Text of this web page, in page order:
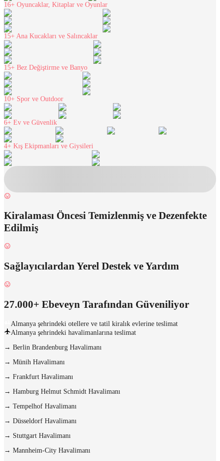
16+ Oyuncaklar, Kitaplar ve Oyunlar
15+ Ana Kucakları ve Salıncaklar
15+ Bez Değiştirme ve Banyo
10+ Spor ve Outdoor
6+ Ev ve Güvenlik
4+ Kış Ekipmanları ve Giysileri
Kiralaması Öncesi Temizlenmiş ve Dezenfekte
Edilmiş
Sağlayıcılardan Yerel Destek ve Yardım
27.000+ Ebeveyn Tarafından Güveniliyor
Almanya şehrindeki otellere ve tatil kiralık evlerine teslimat
Almanya şehrindeki havalimanlarına teslimat
→ Berlin Brandenburg Havalimanı
→ Münih Havalimanı
→ Frankfurt Havalimanı
→ Hamburg Helmut Schmidt Havalimanı
→ Tempelhof Havalimanı
→ Düsseldorf Havalimanı
→ Stuttgart Havalimanı
→ Mannheim-City Havalimanı